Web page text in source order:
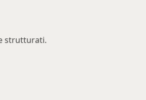
strutturati.